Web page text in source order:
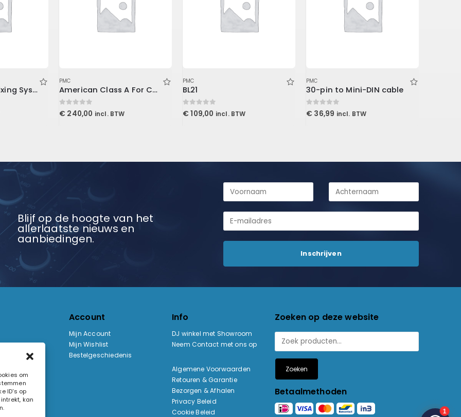
om
ID's op
kan
Console1 MK3 Mixing System Stand
PMC
American Class A For Console1
0out of 5
€ 240,00 incl. BTW
PMC
BL21
0out of 5
€ 109,00 incl. BTW
PMC
30-pin to Mini-DIN cable
0out of 5
€ 36,99 incl. BTW
Blijf op de hoogte van het
allerlaatste nieuws en
aanbiedingen.
Account
Mijn Account
Mijn Wishlist
Bestelgeschiedenis
Info
DJ winkel met Showroom
Neem Contact met ons op
Algemene Voorwaarden
Retouren & Garantie
Bezorgen & Afhalen
Privacy Beleid
Cookie Beleid
Zoeken op deze website
Zoeken
Betaalmethoden